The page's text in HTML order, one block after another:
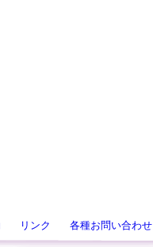
リンク 各種お問い合わせ